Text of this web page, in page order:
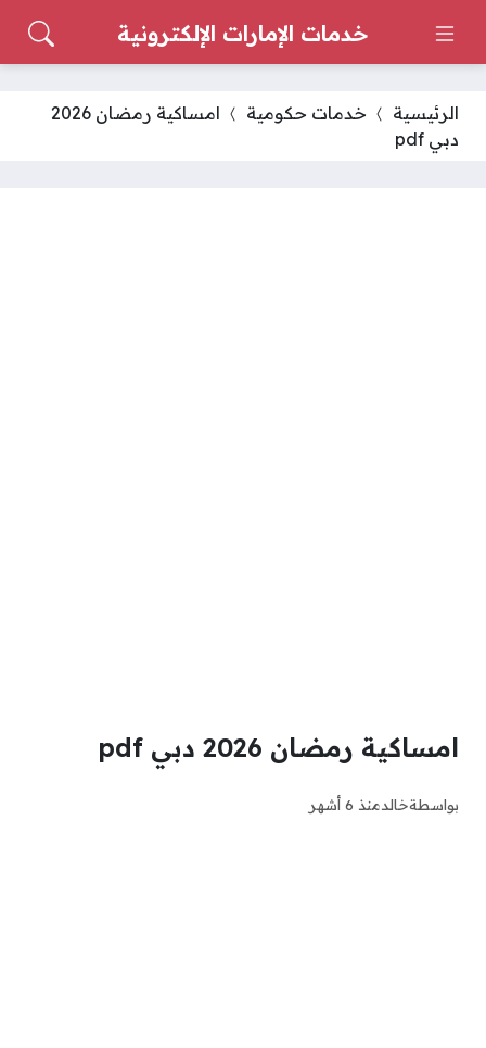
خدمات الإمارات الإلكترونية
الرئيسية خدمات حكومية
امساكية رمضان 2026
دبي pdf
امساكية رمضان 2026 دبي pdf
بواسطةخالدمنذ 6 أشهر